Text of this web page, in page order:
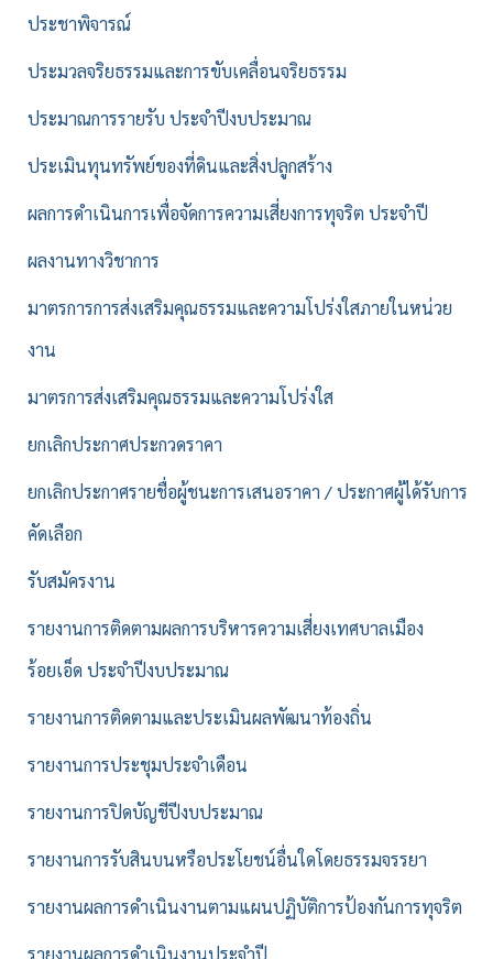
ประชาพิจารณ์
ประมวลจริยธรรมและการขับเคลื่อนจริยธรรม
ประมาณการรายรับ ประจำปีงบประมาณ
ประเมินทุนทรัพย์ของที่ดินและสิ่งปลูกสร้าง
ผลการดำเนินการเพื่อจัดการความเสี่ยงการทุจริต ประจำปี
ผลงานทางวิชาการ
มาตรการการส่งเสริมคุณธรรมและความโปร่งใสภายในหน่วย
งาน
มาตรการส่งเสริมคุณธรรมและความโปร่งใส
ยกเลิกประกาศประกวดราคา
ยกเลิกประกาศรายชื่อผู้ชนะการเสนอราคา / ประกาศผู้ได้รับการ
คัดเลือก
รับสมัครงาน
รายงานการติดตามผลการบริหารความเสี่ยงเทศบาลเมือง
ร้อยเอ็ด ประจำปีงบประมาณ
รายงานการติดตามและประเมินผลพัฒนาท้องถิ่น
รายงานการประชุมประจำเดือน
รายงานการปิดบัญชีปีงบประมาณ
รายงานการรับสินบนหรือประโยชน์อื่นใดโดยธรรมจรรยา
รายงานผลการดำเนินงานตามแผนปฏิบัติการป้องกันการทุจริต
รายงานผลการดำเนินงานประจำปี